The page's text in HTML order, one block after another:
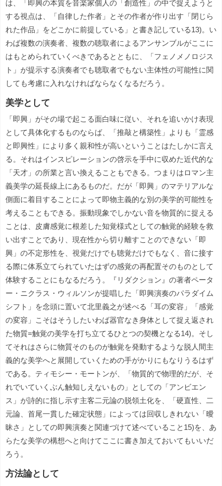
は、「即興の本質を音楽家個人の「創造性」の中で捉えようと
する視点は、「自律した作者」とその作者が作り出す「閉じら
れた作品」をどこかに前提している」と書き記している13)。い
わば複数の演奏者、複数の聴取者によるアンサンブルがここに
はもとめられていくべきであるとともに、「フェノメノロジス
ト」が提示する演奏者でも聴取者でもない主体性の可能性に関
しても考慮に入れなければならなくなるだろう。
美学として
「即興」がその場で起こる面白味に従い、それを追いかけ表現
として具体化するものならば、「推敲と構築性」よりも「霊感
と即興性」により多く親和性が高いということはたしかに言え
る。それはインスピレーションの啓示を手中に収めた近代的な
「天才」の所業と言い換えることもできる。つまりはロマン主
義美学の延長線上にあるものだ。だが「即興」のマテリアルな
側面に着目することによって即物主義的な別の美学的可能性を
考えることもできる。振動現象でしかない音を物質的に捉える
ことは、皮膚感覚に根差した知覚様式としての触覚的経験を救
い出すことであり、現在性から切り離すことのできない「即
興」の不定形性を、視覚だけでも聴覚だけでもなく、音に接す
る際に体系立てられていたはずの感覚の再配置そのものとして
体験することにもなるだろう。『リダクション』の著者ペータ
ー・ニクラス・ウィルソンが提唱した「即興演奏のパラダイム
シフト」を念頭に置いて北里義之が述べる「耳の変容」「感覚
の変容」こそはそうしたいわば器官なき身体として捉え返され
た物質=触覚の美学を打ち立てるひとつの契機となる14)。そし
てそれはさらに物質そのものが触覚を発動するような脱人間主
義的な美学へと展開していくための手がかりにもなりうるはず
である。ティモシー・モートンが、「物質的で物理的だが、そ
れでいていくぶん触知しえないもの」としての「アンビエン
ス」が詩的に指し示す主客二元論の脱領土化を、「硬直性、二
元論、首尾一貫した確定状態」によっては回収しきれない「曖
昧さ」としての即興演奏と関連づけて述べていること15)を、あ
らたな美学の構想へと向けてここに書き加えておいてもいいだ
ろう。
方法論として